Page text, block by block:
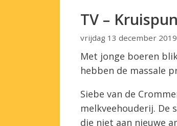
TV –
vrijdag 13 december 2019
Met jonge boeren
hebben de massale
Siebe van de
melkveehouderij.
die niet aan nieuwe